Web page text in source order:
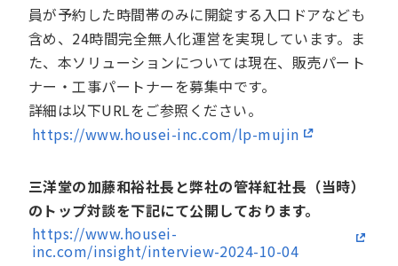
員が予約した時間帯のみに開錠する入口ドアなども
含め、24時間完全無人化運営を実現しています。ま
た、本ソリューションについては現在、販売パート
ナー・工事パートナーを募集中です。
詳細は以下URLをご参照ください。
https://www.housei-inc.com/lp-mujin
三洋堂の加藤和裕社長と弊社の管祥紅社長（当時）
のトップ対談を下記にて公開しております。
https://www.housei-
inc.com/insight/interview-2024-10-04